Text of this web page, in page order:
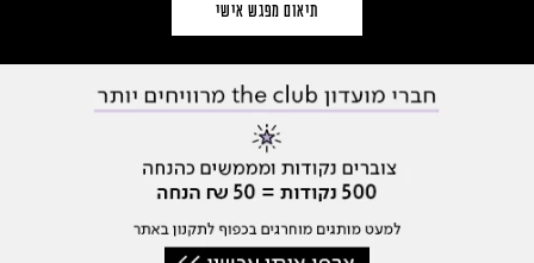
תיאום מפגש אישי